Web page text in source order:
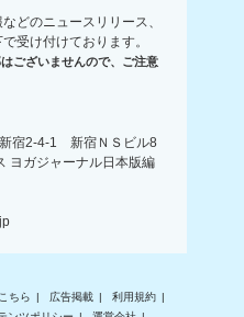
どのニュースリリース、
受け付けております。
ございませんので、ご注意
宿2-4-1 新宿ＮＳビル8
ヨガジャーナル日本版編
ちら 広告掲載
利用規約